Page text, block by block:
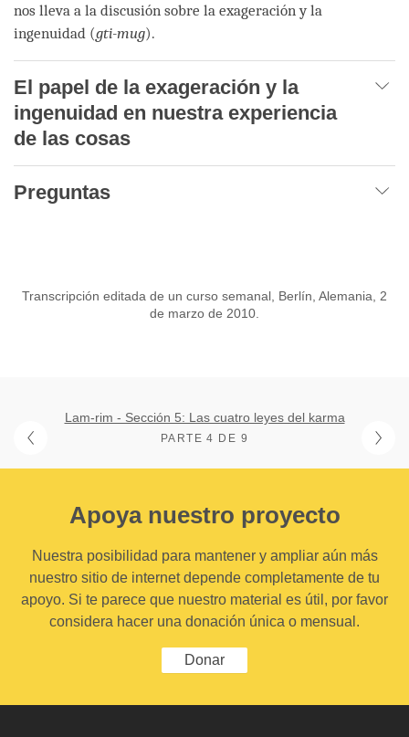
nos lleva a la discusión sobre la exageración y la
ingenuidad (gti-mug).
El papel de la exageración y la
ingenuidad en nuestra experiencia
de las cosas
Preguntas
Transcripción editada de un curso semanal, Berlín, Alemania, 2
de marzo de 2010.
Lam-rim - Sección 5: Las cuatro leyes del karma
PARTE 4 DE 9
Apoya nuestro proyecto
Nuestra posibilidad para mantener y ampliar aún más
nuestro sitio de internet depende completamente de tu
apoyo. Si te parece que nuestro material es útil, por favor
considera hacer una donación única o mensual.
Donar